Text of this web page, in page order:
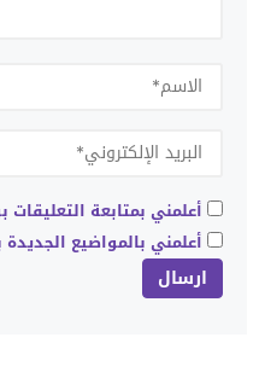
أعلمني بمتابعة
أعلمني بالمواضيع